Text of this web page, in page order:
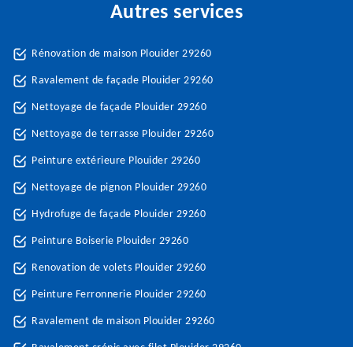
Autres services
Rénovation de maison Plouider 29260
Ravalement de façade Plouider 29260
Nettoyage de façade Plouider 29260
Nettoyage de terrasse Plouider 29260
Peinture extérieure Plouider 29260
Nettoyage de pignon Plouider 29260
Hydrofuge de façade Plouider 29260
Peinture Boiserie Plouider 29260
Renovation de volets Plouider 29260
Peinture Ferronnerie Plouider 29260
Ravalement de maison Plouider 29260